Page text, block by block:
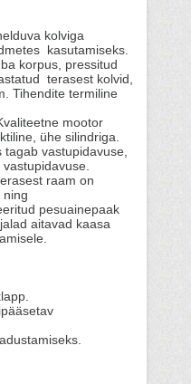
kolviga
kasutamiseks.
korpus, pressitud
terasest kolvid,
Tihendite termiline
mootor
ühe silindriga.
tagab vastupidavuse,
raam on
ning
pesuainepaak
aitavad kaasa